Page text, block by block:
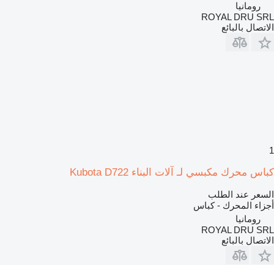
رومانيا
ROYAL DRU SRL
الاتصال بالبائع
1
كباس محرك مكبسي لـ آلات البناء Kubota D722
السعر عند الطلب
أجزاء المحرك - كباس
رومانيا
ROYAL DRU SRL
الاتصال بالبائع